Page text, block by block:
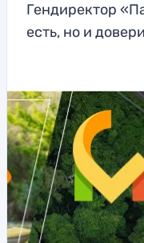
Гендиректор
есть, но и